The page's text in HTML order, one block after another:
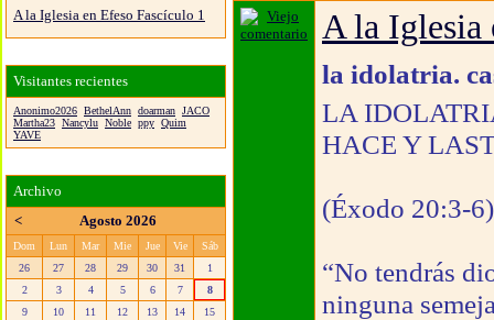
A la Iglesia
la idolatria.
LA
HACE Y
(Éxodo 20:3-6)
“No tendrás
ninguna
A la Iglesia en Efeso Fascículo 1
Visitantes recientes
Anonimo2026 BethelAnn doarman JACO
Martha23 Nancylu Noble ppy Quim
YAVE
Archivo
<
Agosto 2026
Dom Lun Mar Mie Jue Vie
Sáb
26
27 28 29 30 31
1
2
3 4 5 6 7
8
9
10 11 12 13 14
15